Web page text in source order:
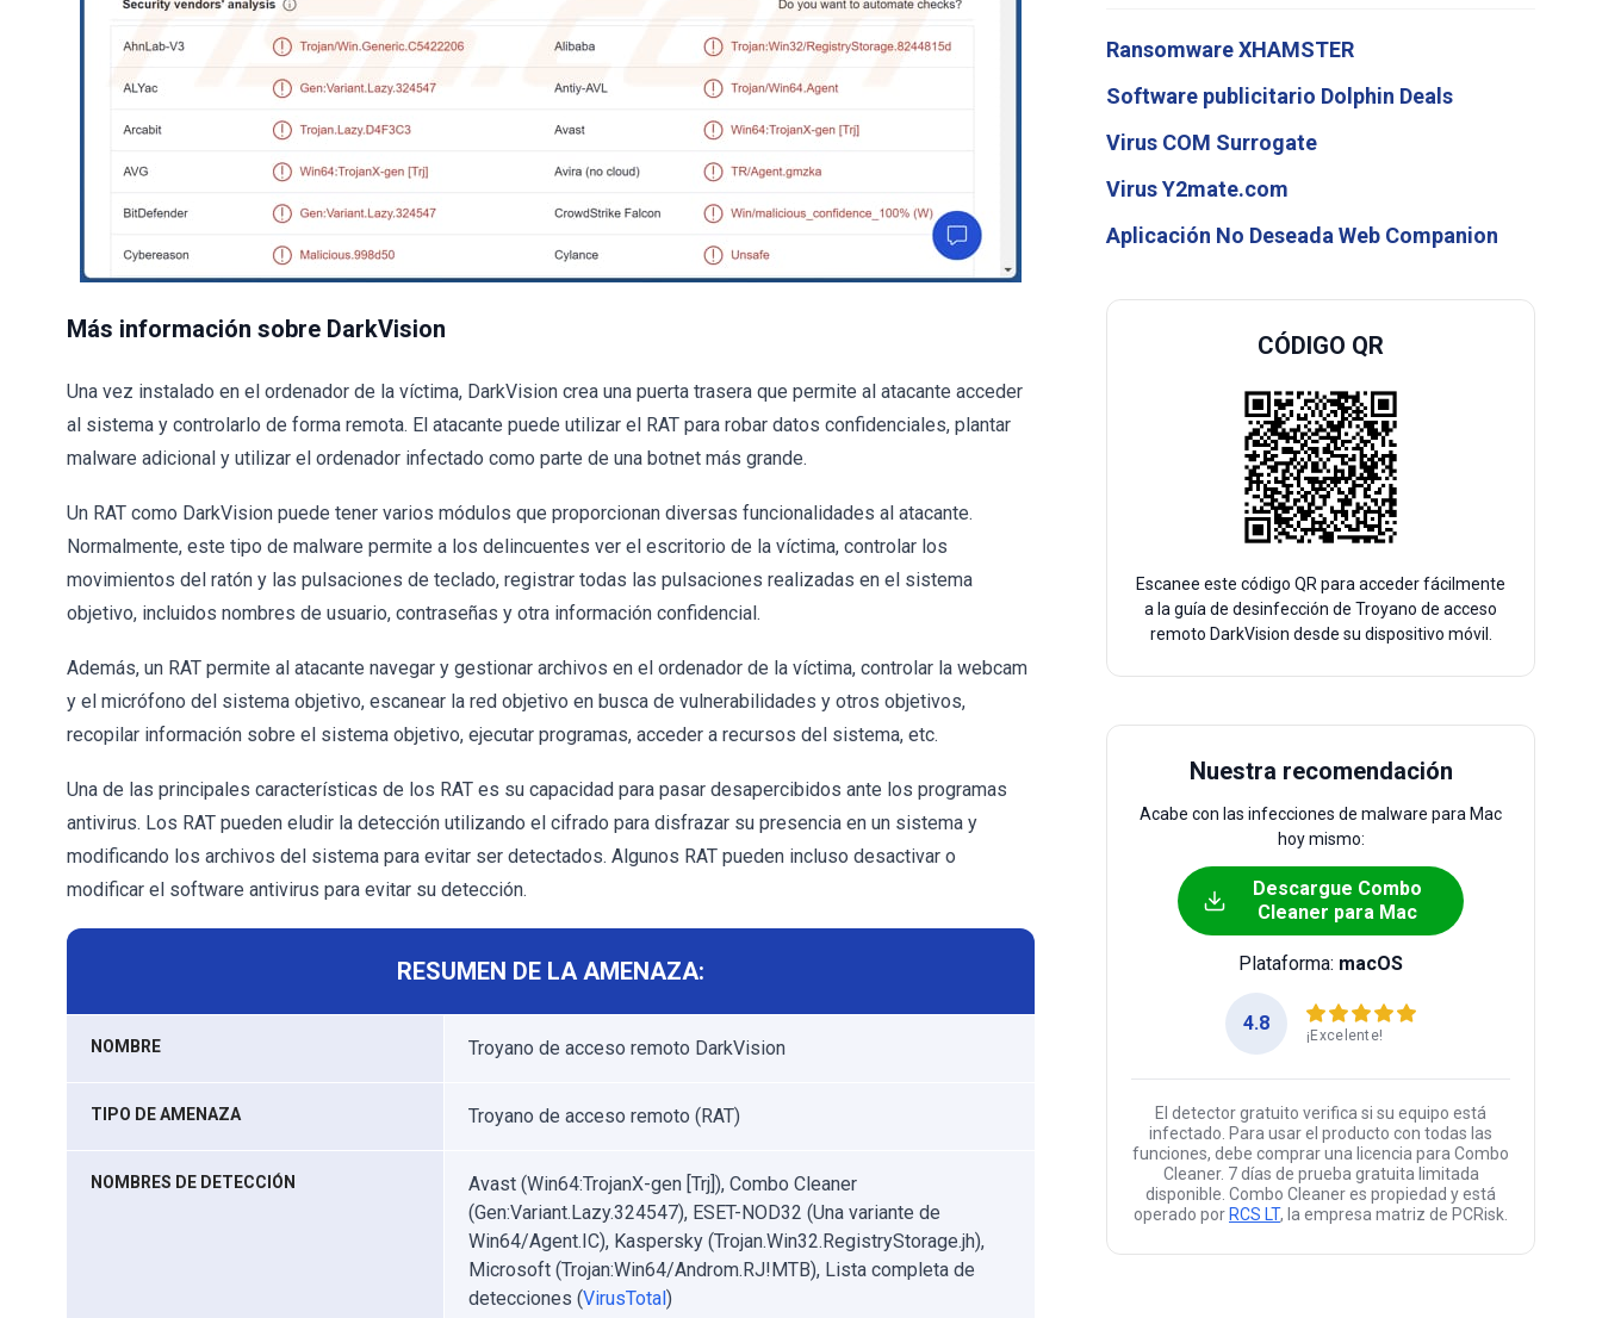
Más información sobre DarkVision
Una vez instalado en el ordenador de la víctima, DarkVision crea una puerta trasera que permite al atacante acceder
al sistema y controlarlo de forma remota. El atacante puede utilizar el RAT para robar datos confidenciales, plantar
malware adicional y utilizar el ordenador infectado como parte de una botnet más grande.
Un RAT como DarkVision puede tener varios módulos que proporcionan diversas funcionalidades al atacante.
Normalmente, este tipo de malware permite a los delincuentes ver el escritorio de la víctima, controlar los
movimientos del ratón y las pulsaciones de teclado, registrar todas las pulsaciones realizadas en el sistema
objetivo, incluidos nombres de usuario, contraseñas y otra información confidencial.
Además, un RAT permite al atacante navegar y gestionar archivos en el ordenador de la víctima, controlar la webcam
y el micrófono del sistema objetivo, escanear la red objetivo en busca de vulnerabilidades y otros objetivos,
recopilar información sobre el sistema objetivo, ejecutar programas, acceder a recursos del sistema, etc.
Una de las principales características de los RAT es su capacidad para pasar desapercibidos ante los programas
antivirus. Los RAT pueden eludir la detección utilizando el cifrado para disfrazar su presencia en un sistema y
modificando los archivos del sistema para evitar ser detectados. Algunos RAT pueden incluso desactivar o
modificar el software antivirus para evitar su detección.
RESUMEN DE LA AMENAZA:
NOMBRE Troyano de acceso remoto DarkVision
TIPO DE AMENAZA Troyano de acceso remoto (RAT)
NOMBRES DE DETECCIÓN
Avast (Win64:TrojanX-gen [Trj]), Combo Cleaner
(Gen:Variant.Lazy.324547), ESET-NOD32 (Una variante de
Win64/Agent.IC), Kaspersky (Trojan.Win32.RegistryStorage.jh),
Microsoft (Trojan:Win64/Androm.RJ!MTB), Lista completa de
detecciones (VirusTotal)
Ransomware XHAMSTER
Software publicitario Dolphin Deals
Virus COM Surrogate
Virus Y2mate.com
Aplicación No Deseada Web Companion
CÓDIGO QR
Escanee este código QR para acceder fácilmente
a la guía de desinfección de Troyano de acceso
remoto DarkVision desde su dispositivo móvil.
Nuestra recomendación
Acabe con las infecciones de malware para Mac
hoy mismo:
Descargue Combo
Cleaner para Mac
Plataforma: macOS
4.8
¡Excelente!
El detector gratuito verifica si su equipo está
infectado. Para usar el producto con todas las
funciones, debe comprar una licencia para Combo
Cleaner. 7 días de prueba gratuita limitada
disponible. Combo Cleaner es propiedad y está
operado por RCS LT, la empresa matriz de PCRisk.